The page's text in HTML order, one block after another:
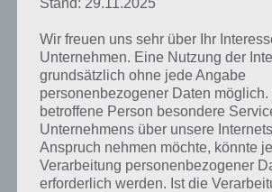
Wir freuen uns sehr über Ihr
Unternehmen. Eine Nutzung der
grundsätzlich ohne jede Angabe
personenbezogener Daten
betroffene Person besondere
Unternehmens über unsere
Anspruch nehmen möchte, könnte
Verarbeitung personenbezogener
erforderlich werden. Ist die